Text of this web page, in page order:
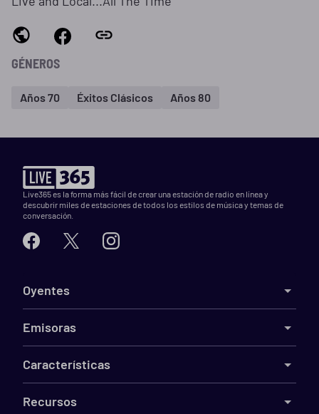
GÉNEROS
Años 70 Éxitos Clásicos Años 80
Live365 es la forma más fácil de crear una estación de radio en línea y
descubrir miles de estaciones de todos los estilos de música y temas de
conversación.
Oyentes
Emisoras
Características
Recursos